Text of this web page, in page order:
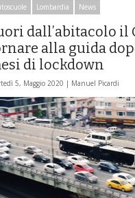
Lombardia News
dall’abitacolo il
alla guida
di lockdown
5, Maggio 2020 | Manuel Picardi